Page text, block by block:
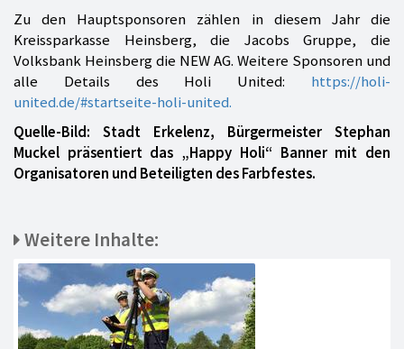
Zu den Hauptsponsoren zählen in diesem Jahr die
Kreissparkasse Heinsberg, die Jacobs Gruppe, die
Volksbank Heinsberg die NEW AG. Weitere Sponsoren und
alle Details des Holi United: https://holi-
united.de/#startseite-holi-united.
Quelle-Bild: Stadt Erkelenz, Bürgermeister Stephan
Muckel präsentiert das „Happy Holi“ Banner mit den
Organisatoren und Beteiligten des Farbfestes.
Weitere Inhalte: